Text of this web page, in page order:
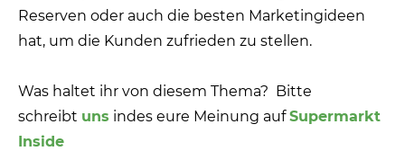
Reserven oder auch die besten Marketingideen
hat, um die Kunden zufrieden zu stellen.
Was haltet ihr von diesem Thema? Bitte
schreibt uns indes eure Meinung aufSupermarkt
Inside